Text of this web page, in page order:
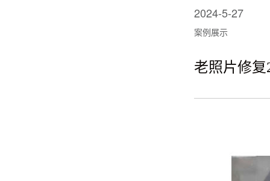
2024-5-27
案例展示
老照片修复